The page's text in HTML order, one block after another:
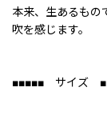
本来、生あるもの
吹を感じます。
■■■■■ サイズ